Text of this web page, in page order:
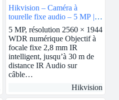
Hikvision – Caméra à
tourelle fixe audio – 5 MP |
DS-76H0T-ITMFS
5 MP, résolution 2560 × 1944
WDR numérique Objectif à
focale fixe 2,8 mm IR
intelligent, jusqu’à 30 m de
distance IR Audio sur
câble…
Hikvision